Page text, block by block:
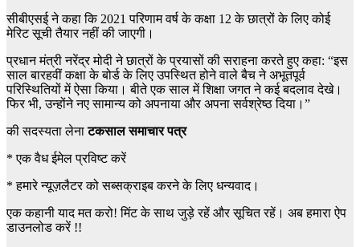
सीबीएसई ने कहा कि 2021 परिणाम वर्ष के कक्षा 12 के छात्रों के लिए कोई
मेरिट सूची तैयार नहीं की जाएगी।
प्रधान मंत्री नरेंद्र मोदी ने छात्रों के प्रयासों की सराहना करते हुए कहा: “इस
साल बारहवीं कक्षा के बोर्ड के लिए उपस्थित होने वाले बैच ने अभूतपूर्व
परिस्थितियों में ऐसा किया। बीते एक साल में शिक्षा जगत ने कई बदलाव देखे।
फिर भी, उन्होंने नए सामान्य को अपनाया और अपना सर्वश्रेष्ठ दिया।”
की सदस्यता लेनाटकसाल समाचार पत्र
* एक वैध ईमेल प्रविष्ट करें
* हमारे न्यूज़लैटर को सब्सक्राइब करने के लिए धन्यवाद।
एक कहानी याद मत करो! मिंट के साथ जुड़े रहें और सूचित रहें। अब हमारा ऐप
डाउनलोड करें !!